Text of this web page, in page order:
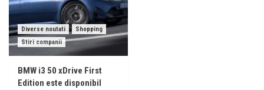
Diverse noutati
Shopping
Stiri companii
BMW i3 50 xDrive First
Edition este disponibil